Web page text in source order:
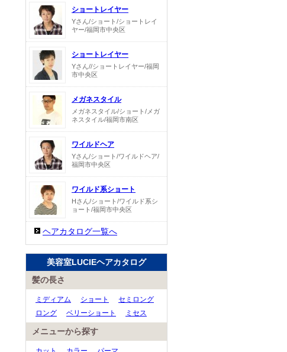
ショートレイヤー
Yさん/ショート/ショートレイ
ヤー/福岡市中央区
ショートレイヤー
Yさん//ショートレイヤー/福岡
市中央区
メガネスタイル
メガネスタイル/ショート/メガ
ネスタイル/福岡市南区
ワイルドヘア
Yさん/ショート/ワイルドヘア/
福岡市中央区
ワイルド系ショート
Hさん/ショート/ワイルド系シ
ョート/福岡市中央区
ヘアカタログ一覧へ
美容室LUCIEヘアカタログ
髪の長さ
ミディアム ショート
セミロング
ロング
ベリーショート ミセス
メニューから探す